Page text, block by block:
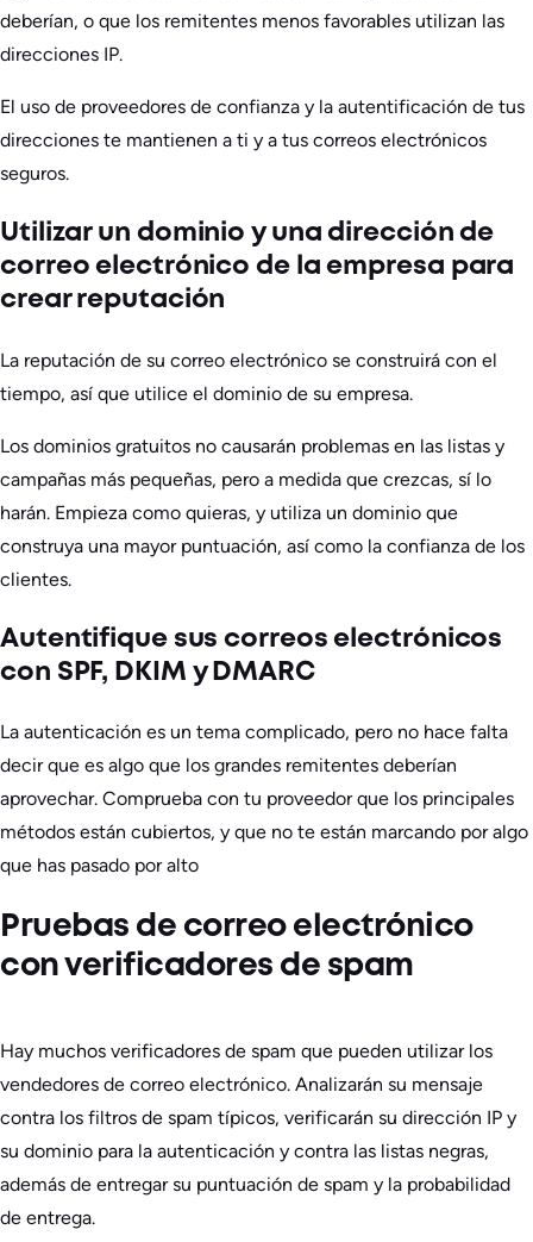
deberían, o que los remitentes menos favorables utilizan las
direcciones IP.
El uso de proveedores de confianza y la autentificación de tus
direcciones te mantienen a ti y a tus correos electrónicos
seguros.
Utilizar un dominio y una dirección de
correo electrónico de la empresa para
crear reputación
La reputación de su correo electrónico se construirá con el
tiempo, así que utilice el dominio de su empresa.
Los dominios gratuitos no causarán problemas en las listas y
campañas más pequeñas, pero a medida que crezcas, sí lo
harán. Empieza como quieras, y utiliza un dominio que
construya una mayor puntuación, así como la confianza de los
clientes.
Autentifique sus correos electrónicos
con SPF, DKIM y DMARC
La autenticación es un tema complicado, pero no hace falta
decir que es algo que los grandes remitentes deberían
aprovechar. Comprueba con tu proveedor que los principales
métodos están cubiertos, y que no te están marcando por algo
que has pasado por alto
Pruebas de correo electrónico
con verificadores de spam
Hay muchos verificadores de spam que pueden utilizar los
vendedores de correo electrónico. Analizarán su mensaje
contra los filtros de spam típicos, verificarán su dirección IP y
su dominio para la autenticación y contra las listas negras,
además de entregar su puntuación de spam y la probabilidad
de entrega.